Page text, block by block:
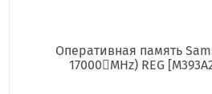
Оперативная память
17000񢋕MHz) REG